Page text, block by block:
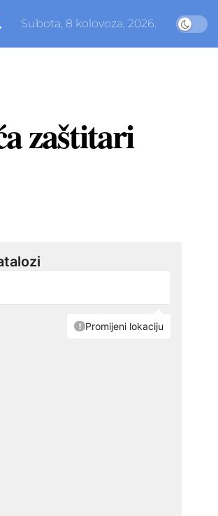
Subota, 8 kolovoza, 2026.
zaštitari